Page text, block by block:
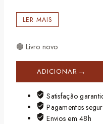
urgia fixar antes que
LER MAIS
🟢 Livro novo
ADICIONAR
Satisfação
Pagamentos
Envios em 48h